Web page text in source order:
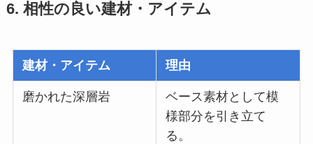
6. 相性の良い建材・アイテム
建材・アイテム 理由
磨かれた深層岩
ベース素材として模
様部分を引き立て
る。